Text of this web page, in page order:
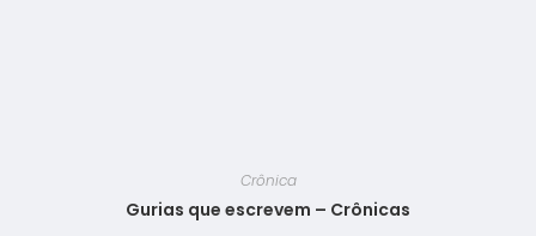
Crônica
Gurias que escrevem – Crônicas